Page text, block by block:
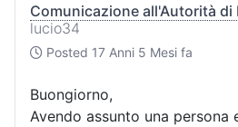
Comunicazione all'Autorità di
lucio34
Posted 17 Anni 5 Mesi fa
Buongiorno,
Avendo assunto una persona